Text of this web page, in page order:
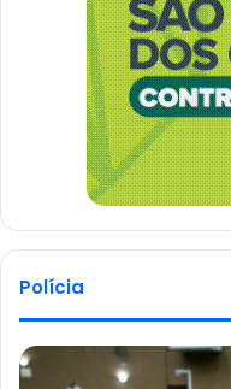
Polícia